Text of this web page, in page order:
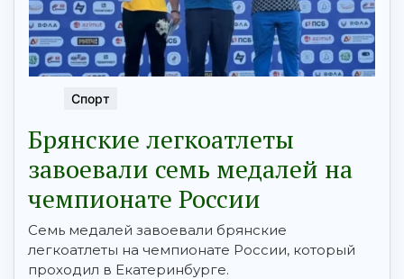
Спорт
Брянские легкоатлеты
завоевали семь медалей на
чемпионате России
Семь медалей завоевали брянские
легкоатлеты на чемпионате России, который
проходил в Екатеринбурге.